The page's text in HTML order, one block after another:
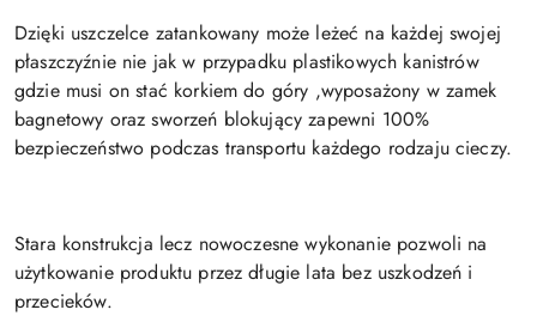
Dzięki uszczelce zatankowany może leżeć na każdej swojej
płaszczyźnie nie jak w przypadku plastikowych kanistrów
gdzie musi on stać korkiem do góry ,wyposażony w zamek
bagnetowy oraz sworzeń blokujący zapewni 100%
bezpieczeństwo podczas transportu każdego rodzaju cieczy.
Stara konstrukcja lecz nowoczesne wykonanie pozwoli na
użytkowanie produktu przez długie lata bez uszkodzeń i
przecieków.